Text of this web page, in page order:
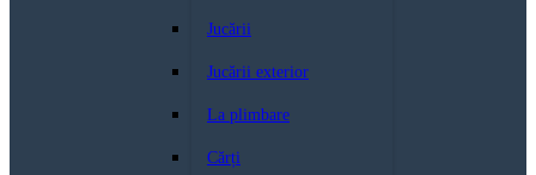
Jucării
Jucării exterior
La plimbare
Cărți